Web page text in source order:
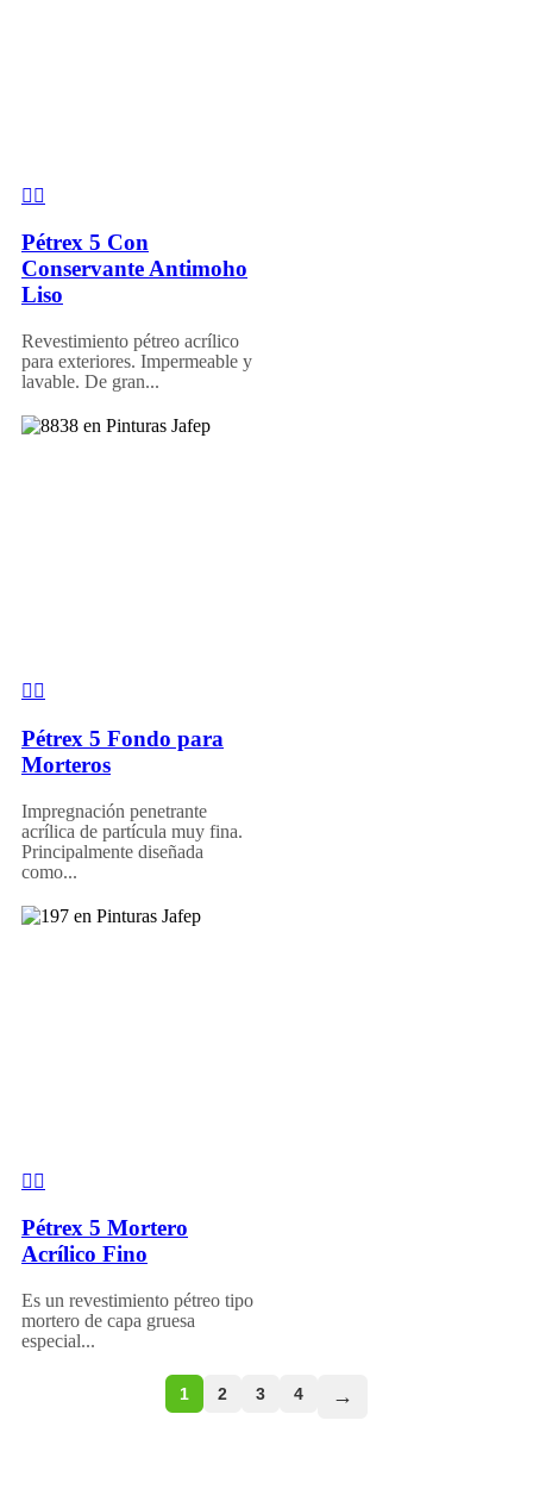
Pétrex 5 Con
Conservante Antimoho
Liso
Revestimiento pétreo acrílico
para exteriores. Impermeable y
lavable. De gran...
Pétrex 5 Fondo para
Morteros
Impregnación penetrante
acrílica de partícula muy fina.
Principalmente diseñada
como...
Pétrex 5 Mortero
Acrílico Fino
Es un revestimiento pétreo tipo
mortero de capa gruesa
especial...
1 2 3 4 →